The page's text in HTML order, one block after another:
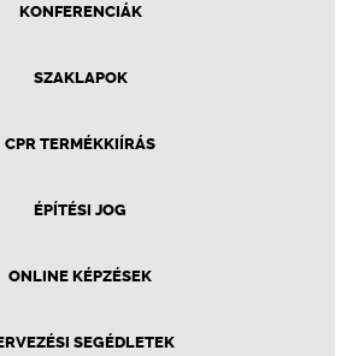
KONFERENCIÁK
SZAKLAPOK
CPR TERMÉKKIÍRÁS
ÉPÍTÉSI JOG
ONLINE KÉPZÉSEK
SEGÉDLETEK